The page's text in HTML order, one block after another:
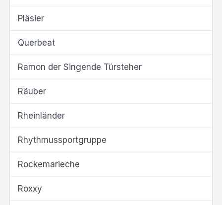
Pläsier
Querbeat
Ramon der Singende Türsteher
Räuber
Rheinländer
Rhythmussportgruppe
Rockemarieche
Roxxy